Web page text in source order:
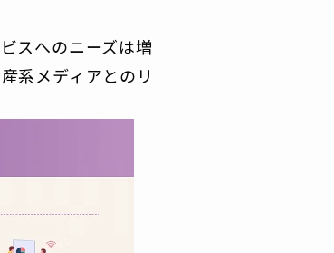
スへのニーズは増
系メディアとのリ